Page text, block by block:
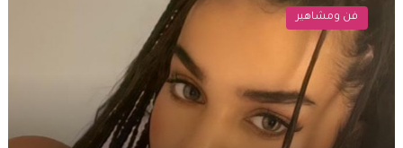
القنون
بصورة
غريبة
تستفز
“السوشال
فن ومشاهير